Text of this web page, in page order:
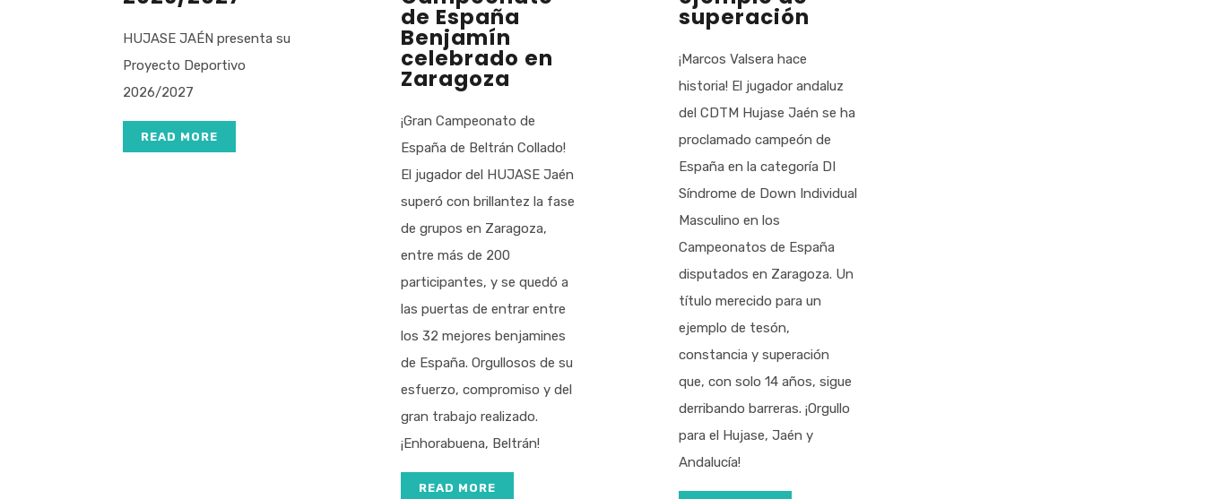
HUJASE JAÉN presenta su
Proyecto Deportivo
2026/2027
READ MORE
de España
Benjamín
celebrado en
Zaragoza
¡Gran Campeonato de
España de Beltrán Collado!
El jugador del HUJASE Jaén
superó con brillantez la fase
de grupos en Zaragoza,
entre más de 200
participantes, y se quedó a
las puertas de entrar entre
los 32 mejores benjamines
de España. Orgullosos de su
esfuerzo, compromiso y del
gran trabajo realizado.
¡Enhorabuena, Beltrán!
READ MORE
superación
¡Marcos Valsera hace
historia! El jugador andaluz
del CDTM Hujase Jaén se ha
proclamado campeón de
España en la categoría DI
Síndrome de Down Individual
Masculino en los
Campeonatos de España
disputados en Zaragoza. Un
título merecido para un
ejemplo de tesón,
constancia y superación
que, con solo 14 años, sigue
derribando barreras. ¡Orgullo
para el Hujase, Jaén y
Andalucía!